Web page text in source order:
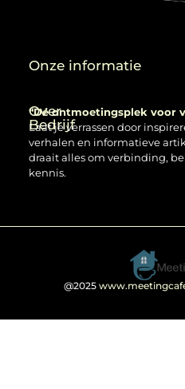
Over
Bedrijf
“Dé ontmoetingsplek voor
Laat je verrassen door
verhalen en informatieve
draait alles om verbinding,
kennis.
Onze informatie
@2025